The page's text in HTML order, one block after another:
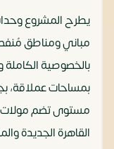
يطرح المشروع
مباني ومناطق
بالخصوصية
بمساحات عملاقة،
مستوى تضم مولات
القاهرة الجديدة